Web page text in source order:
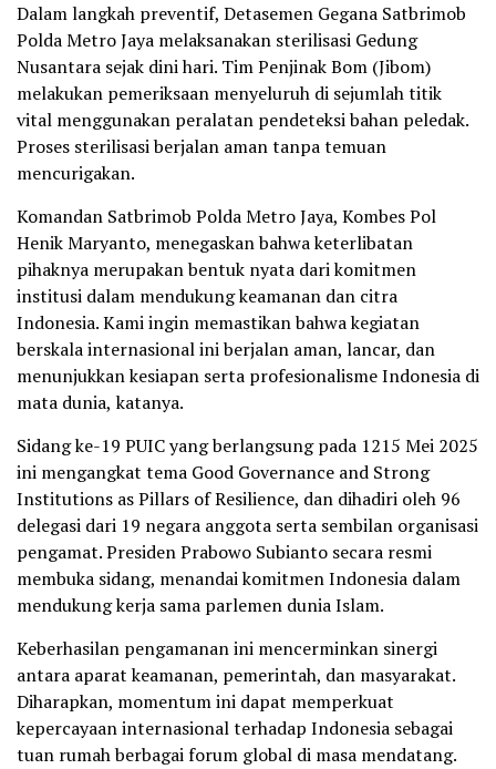
Dalam langkah preventif, Detasemen Gegana Satbrimob
Polda Metro Jaya melaksanakan sterilisasi Gedung
Nusantara sejak dini hari. Tim Penjinak Bom (Jibom)
melakukan pemeriksaan menyeluruh di sejumlah titik
vital menggunakan peralatan pendeteksi bahan peledak.
Proses sterilisasi berjalan aman tanpa temuan
mencurigakan.
Komandan Satbrimob Polda Metro Jaya, Kombes Pol
Henik Maryanto, menegaskan bahwa keterlibatan
pihaknya merupakan bentuk nyata dari komitmen
institusi dalam mendukung keamanan dan citra
Indonesia. Kami ingin memastikan bahwa kegiatan
berskala internasional ini berjalan aman, lancar, dan
menunjukkan kesiapan serta profesionalisme Indonesia di
mata dunia, katanya.
Sidang ke-19 PUIC yang berlangsung pada 1215 Mei 2025
ini mengangkat tema Good Governance and Strong
Institutions as Pillars of Resilience, dan dihadiri oleh 96
delegasi dari 19 negara anggota serta sembilan organisasi
pengamat. Presiden Prabowo Subianto secara resmi
membuka sidang, menandai komitmen Indonesia dalam
mendukung kerja sama parlemen dunia Islam.
Keberhasilan pengamanan ini mencerminkan sinergi
antara aparat keamanan, pemerintah, dan masyarakat.
Diharapkan, momentum ini dapat memperkuat
kepercayaan internasional terhadap Indonesia sebagai
tuan rumah berbagai forum global di masa mendatang.